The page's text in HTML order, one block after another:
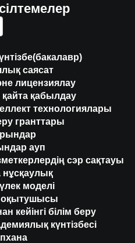
саясат
лицензиялау
қабылдау
технологиялары
гранттары
ауп
сэр сақтауы
моделі
оқытушысы
кейінгі білім беру
күнтізбесі